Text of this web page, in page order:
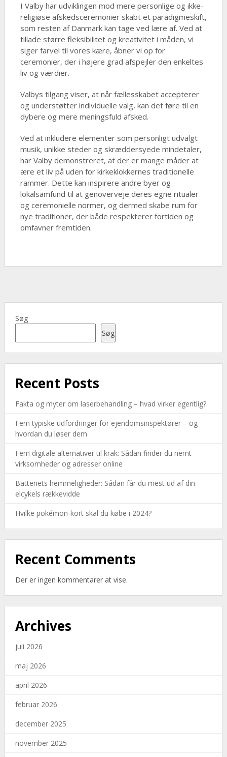
I Valby har udviklingen mod mere personlige og ikke-
religiøse afskedsceremonier skabt et paradigmeskift,
som resten af Danmark kan tage ved lære af. Ved at
tillade større fleksibilitet og kreativitet i måden, vi
siger farvel til vores kære, åbner vi op for
ceremonier, der i højere grad afspejler den enkeltes
liv og værdier.
Valbys tilgang viser, at når fællesskabet accepterer
og understøtter individuelle valg, kan det føre til en
dybere og mere meningsfuld afsked.
Ved at inkludere elementer som personligt udvalgt
musik, unikke steder og skræddersyede mindetaler,
har Valby demonstreret, at der er mange måder at
ære et liv på uden for kirkeklokkernes traditionelle
rammer. Dette kan inspirere andre byer og
lokalsamfund til at genoverveje deres egne ritualer
og ceremonielle normer, og dermed skabe rum for
nye traditioner, der både respekterer fortiden og
omfavner fremtiden.
Søg
Søg
Recent Posts
Fakta og myter om laserbehandling – hvad virker egentlig?
Fem typiske udfordringer for ejendomsinspektører – og
hvordan du løser dem
Fem digitale alternativer til krak: Sådan finder du nemt
virksomheder og adresser online
Batteriets hemmeligheder: Sådan får du mest ud af din
elcykels rækkevidde
Hvilke pokémon-kort skal du købe i 2024?
Recent Comments
Der er ingen kommentarer at vise.
Archives
juli 2026
maj 2026
april 2026
februar 2026
december 2025
november 2025